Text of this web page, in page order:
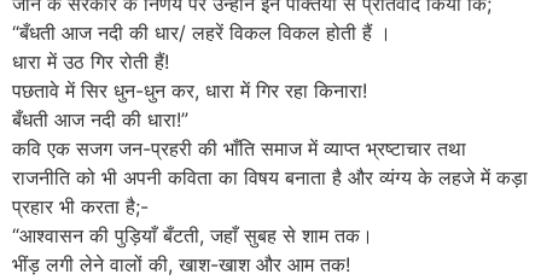
“बँधती आज नदी की धार/ लहरें विकल विकल होती हैं ।
धारा में उठ गिर रोती हैं!
पछतावे में सिर धुन-धुन कर, धारा में गिर रहा किनारा!
बँधती आज नदी की धारा!”
कवि एक सजग जन-प्रहरी की भाँति समाज में व्याप्त भ्रष्टाचार तथा
राजनीति को भी अपनी कविता का विषय बनाता है और व्यंग्य के लहजे में कड़ा
प्रहार भी करता है;-
“आश्वासन की पुड़ियाँ बँटती, जहाँ सुबह से शाम तक।
भींड़ लगी लेने वालों की, खाश-खाश और आम तक!